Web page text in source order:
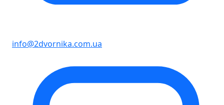
info@2dvornika.com.ua